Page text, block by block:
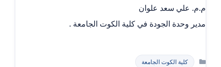
م.م. علي سعد علوان
مدير وحدة الجودة في كلية الكوت الجامعة .
التصنيفات
كلية الكوت الجامعة